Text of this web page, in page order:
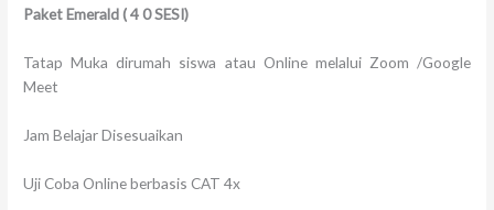
Paket Emerald(40 SESI)
Tatap Muka dirumah siswa atau Online melalui Zoom /Google
Meet
Jam Belajar Disesuaikan
Uji Coba Online berbasis CAT 4x